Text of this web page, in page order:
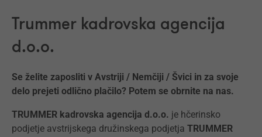
Trummer kadrovska agencija
d.o.o.
Se želite zaposliti v Avstriji / Nemčiji / Švici in za svoje
delo prejeti odlično plačilo? Potem se obrnite na nas.
TRUMMER kadrovska agencija d.o.o. je hčerinsko
podjetje avstrijskega družinskega podjetja TRUMMER